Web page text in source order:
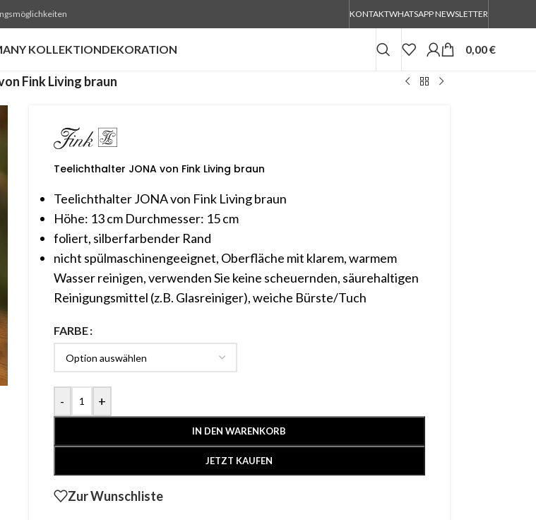
KONTAKTWHATSAPP NEWSLETTER
KOLLEKTIONDEKORATION 0,00€
Fink Living braun
Teelichthalter JONA von Fink Living braun
Teelichthalter JONA von Fink Living braun
Höhe: 13 cm Durchmesser: 15 cm
foliert, silberfarbender Rand
nicht spülmaschinengeeignet, Oberfläche mit klarem, warmem
Wasser reinigen, verwenden Sie keine scheuernden, säurehaltigen
Reinigungsmittel (z.B. Glasreiniger), weiche Bürste/Tuch
FARBE
- +
IN DEN WARENKORB
JETZT KAUFEN
Zur Wunschliste